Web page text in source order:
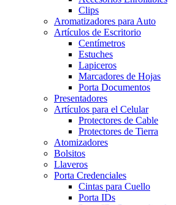
Clips
Aromatizadores para Auto
Artículos de Escritorio
Centímetros
Estuches
Lapiceros
Marcadores de Hojas
Porta Documentos
Presentadores
Artículos para el Celular
Protectores de Cable
Protectores de Tierra
Atomizadores
Bolsitos
Llaveros
Porta Credenciales
Cintas para Cuello
Porta IDs